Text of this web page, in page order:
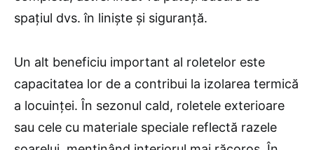
spațiul dvs. în liniște și siguranță.
Un alt beneficiu important al roletelor este
capacitatea lor de a contribui la izolarea termică
a locuinței. În sezonul cald, roletele exterioare
sau cele cu materiale speciale reflectă razele